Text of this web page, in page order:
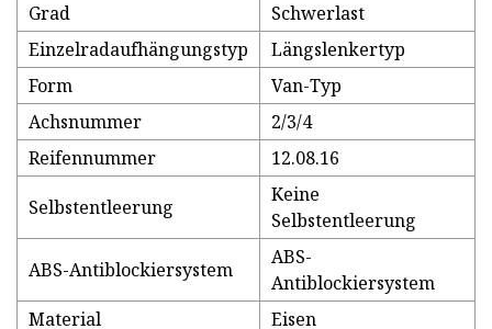
Grad
Schwerlast
Einzelradaufhängungstyp
Längslenkertyp
Form
Van-Typ
Achsnummer
2/3/4
Reifennummer
12.08.16
Selbstentleerung
Keine
Selbstentleerung
ABS-Antiblockiersystem
ABS-
Antiblockiersystem
Material
Eisen